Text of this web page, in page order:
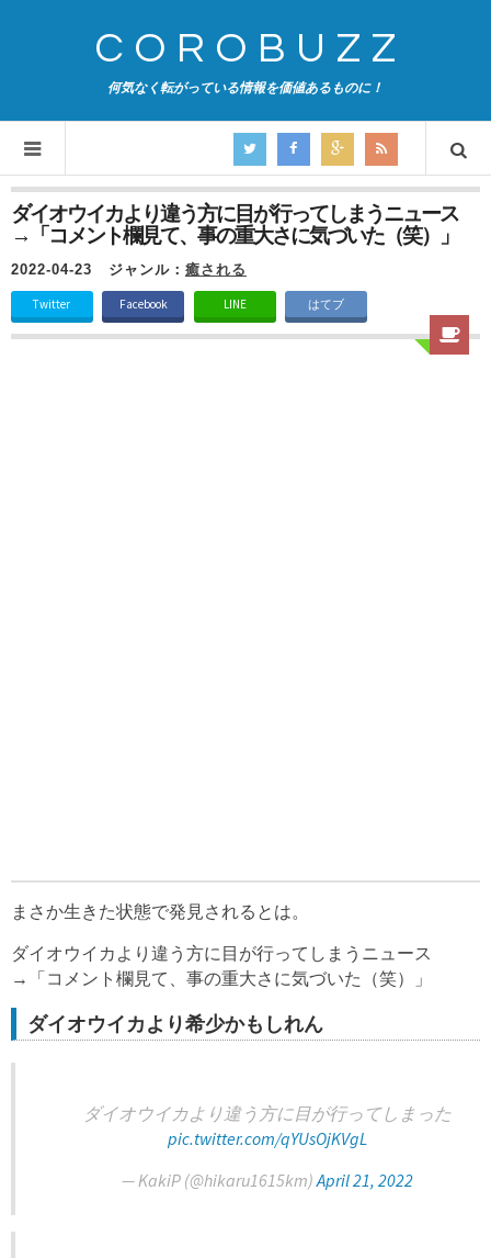
COROBUZZ
何気なく転がっている情報を価値あるものに！
ダイオウイカより違う方に目が行ってしまうニュース
→「コメント欄見て、事の重大さに気づいた（笑）」
2022-04-23 ジャンル： 癒される
Twitter Facebook LINE はてブ
まさか生きた状態で発見されるとは。
ダイオウイカより違う方に目が行ってしまうニュース
→「コメント欄見て、事の重大さに気づいた（笑）」
ダイオウイカより希少かもしれん
ダイオウイカより違う方に目が行ってしまった
pic.twitter.com/qYUsOjKVgL
— KakiP (@hikaru1615km)April 21, 2022